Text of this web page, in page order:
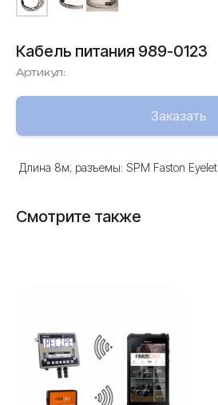
Кабель питания 989-0123
Артикул:
Заказать
Длина 8м; разъемы: SPM Faston Eyelet
Смотрите также